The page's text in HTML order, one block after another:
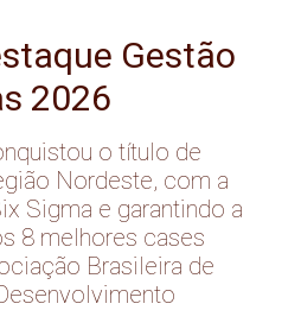
Gestão
2026
o título de
Nordeste, com a
Sigma e garantindo a
8 melhores cases
Brasileira de